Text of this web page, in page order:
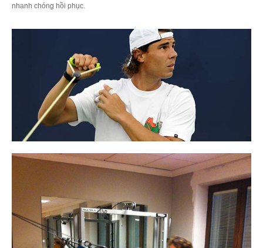
nhanh chóng hồi phục.